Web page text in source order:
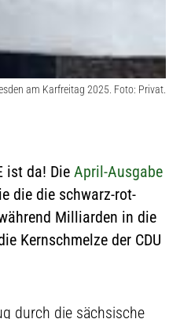
am Karfreitag 2025. Foto: Privat.
ist da! Die April-Ausgabe
die die schwarz-rot-
Milliarden in die
Kernschmelze der CDU
durch die sächsische